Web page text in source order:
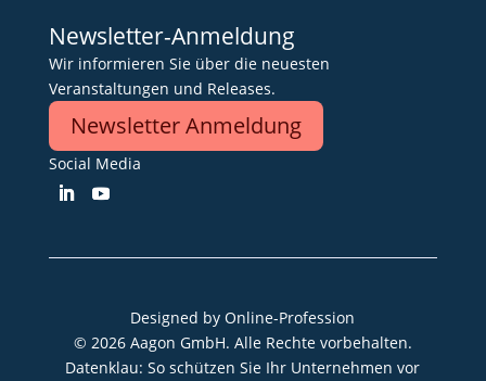
Newsletter-Anmeldung
Wir informieren Sie über die neuesten
Veranstaltungen und Releases.
Newsletter Anmeldung
Social Media
Designed byOnline-Profession
© 2026 Aagon GmbH. Alle Rechte vorbehalten.
Datenklau: So schützen Sie Ihr Unternehmen vor